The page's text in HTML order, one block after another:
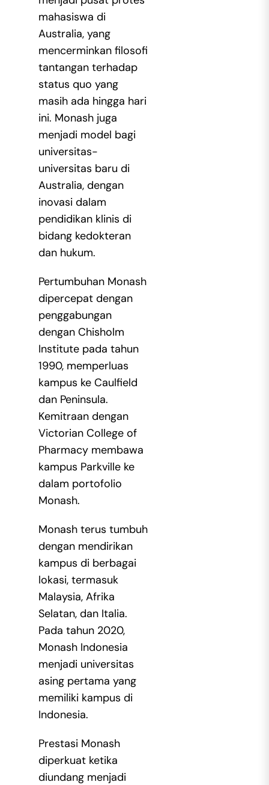
mahasiswa di
Australia, yang
mencerminkan filosofi
tantangan terhadap
status quo yang
masih ada hingga hari
ini. Monash juga
menjadi model bagi
universitas-
universitas baru di
Australia, dengan
inovasi dalam
pendidikan klinis di
bidang kedokteran
dan hukum.
Pertumbuhan Monash
dipercepat dengan
penggabungan
dengan Chisholm
Institute pada tahun
1990, memperluas
kampus ke Caulfield
dan Peninsula.
Kemitraan dengan
Victorian College of
Pharmacy membawa
kampus Parkville ke
dalam portofolio
Monash.
Monash terus tumbuh
dengan mendirikan
kampus di berbagai
lokasi, termasuk
Malaysia, Afrika
Selatan, dan Italia.
Pada tahun 2020,
Monash Indonesia
menjadi universitas
asing pertama yang
memiliki kampus di
Indonesia.
Prestasi Monash
diperkuat ketika
diundang menjadi